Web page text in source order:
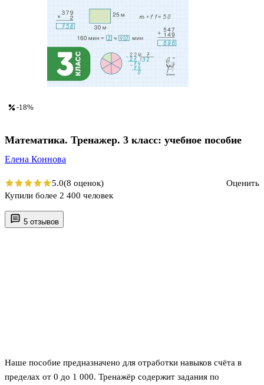
5 отзывов
Наше пособие предназначено для отработки навыков счёта в
пределах от 0 до 1 000. Тренажёр содержит задания по
-18%
Математика. Тренажер. 3 класс: учебное пособие
Елена Коннова
5.0(8 оценок)
Оценить
Купили более 2 400 человек